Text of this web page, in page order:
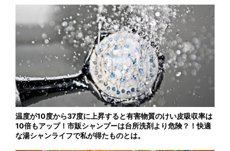
温度が10度から37度に上昇すると有害物質のけい皮吸収率は
10倍もアップ！市販シャンプーは台所洗剤より危険？！快適
な湯シャンライフで私が得たものとは。